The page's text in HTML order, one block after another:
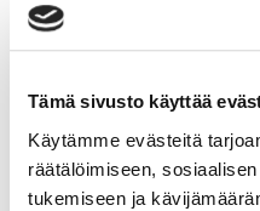
Tämä sivusto käyttää
Käytämme evästeitä
räätälöimiseen,
tukemiseen ja